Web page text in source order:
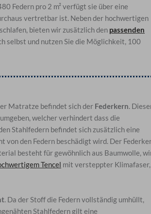
Federn pro 2 m² verfügt sie über eine
vertretbar ist. Neben der hochwertigen
bieten wir zusätzlich den passenden
selbst und nutzen Sie die Möglichkeit, 100
Matratze befindet sich der Federkern.
welcher verhindert dass die
Stahlfedern befindet sich zusätzlich eine
von den Federn beschädigt wird. Der
besteht für gewöhnlich aus Baumwolle,
Tencel mit versteppter Klimafaser,
. Da der Stoff die Federn vollständig umhüllt,
Stahlfedern gilt eine